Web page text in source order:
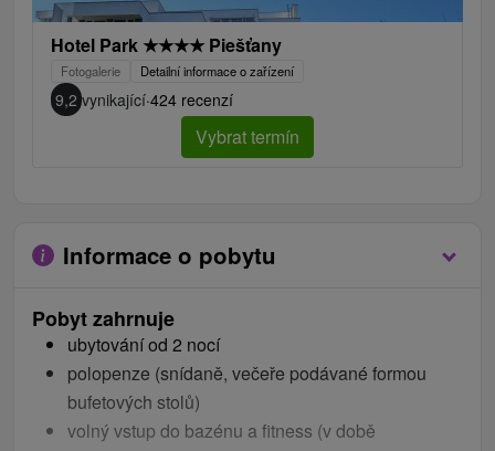
Najviac si ho užijú páry, klienti 50+ alebo starí rodičia s
V lete je vhodný aj pre rodiny s deťmi vďaka
animáciám, ktoré pripravujú profesionálni animátori zo
Saturu.
V hoteli je pekný veľký detský kútik.
Najväčší dôvod, prečo ho odporúčame
Hotel Park ★★★★ Piešťany
Fotogalerie Detailní informace o zařízení
9,2 vynikající·424 recenzí
Vybrat termín
Informace o pobytu
Pobyt zahrnuje
ubytování od 2 nocí
polopenze (snídaně, večeře podávané formou
bufetových stolů)
volný vstup do bazénu a fitness (v době